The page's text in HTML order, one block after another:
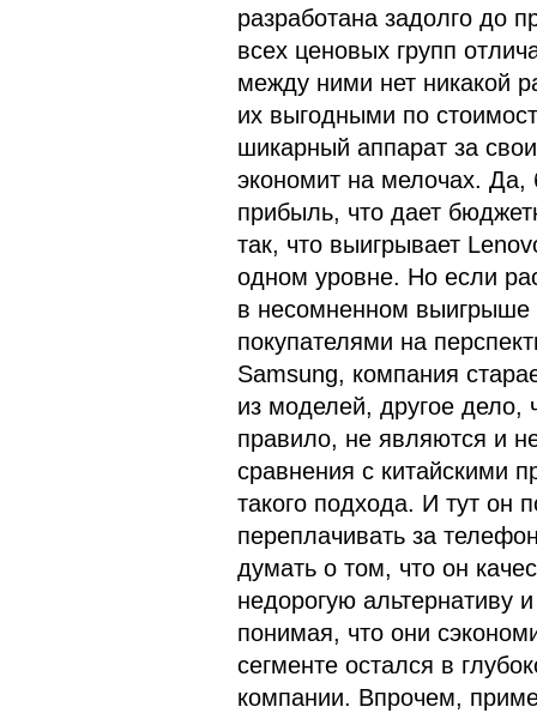
разработана задолго до
всех ценовых групп
между ними нет никакой
их выгодными по
шикарный аппарат за
экономит на мелочах. Да,
прибыль, что дает
так, что выигрывает
одном уровне. Но если
в несомненном выигрыше
покупателями на
Samsung, компания
из моделей, другое
правило, не являются и
сравнения с китайскими
такого подхода. И тут он
переплачивать за
думать о том, что он
недорогую альтернативу
понимая, что они
сегменте остался в
компании. Впрочем,